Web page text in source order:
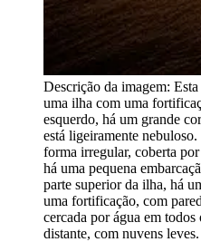
Descrição da imagem:
uma ilha com uma
esquerdo, há um grande
está ligeiramente
forma irregular, coberta
há uma pequena
parte superior da ilha, há
uma fortificação, com
cercada por água em
distante, com nuvens leves.